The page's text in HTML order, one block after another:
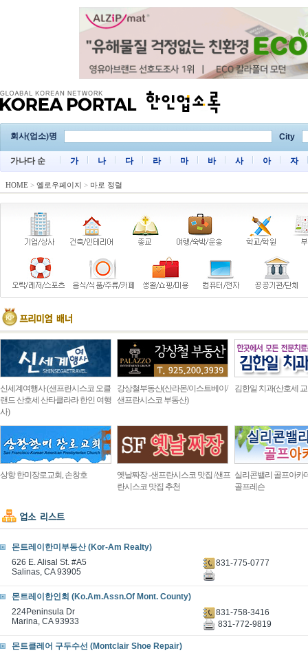
회사(업소)명 City
가나다 순 가 나 다 라 마 바 사 아 자
HOME > 옐로우페이지 > 마로 정렬
신세계여행사 (샌프란시스코 오클
랜드 산호세 산타클라라 한인 여행
사)
강상철부동산(산라몬/이스트베이/
샌프란시스코 부동산)
김한일 치과(산호세
상항 한미장로교회, 손창호
옛날짜장 -샌프란시스코 맛집 /샌프
란시스코 맛집 추천
실리콘밸리 골프아카
골프레슨
몬트레이한미부동산 (Kor-Am Realty)
626 E. Alisal St. #A5
Salinas, CA 93905
831-775-0777
몬트레이한인회 (Ko.Am.Assn.Of Mont. County)
224Peninsula Dr
Marina, CA 93933
831-758-3416
831-772-9819
몬트클레어 구두수선 (Montclair Shoe Repair)